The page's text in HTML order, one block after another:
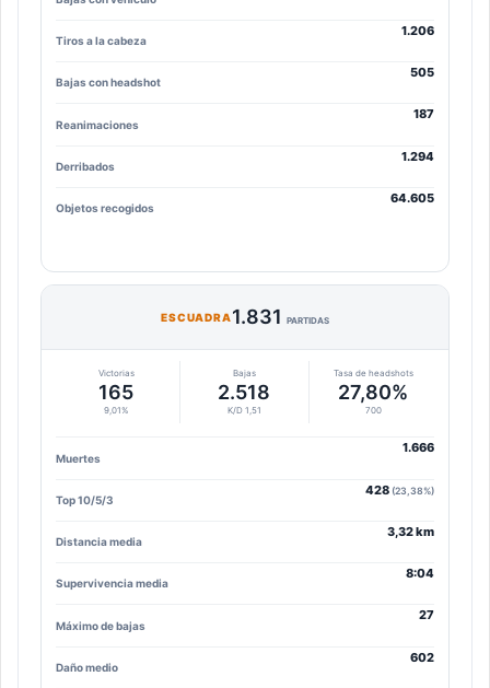
Tiros a la cabeza
1.206
Bajas con headshot
505
Reanimaciones
187
Derribados
1.294
Objetos recogidos
64.605
ESCUADRA1.831 PARTIDAS
Victorias
165
9,01%
Bajas
2.518
K/D 1,51
Tasa de headshots
27,80%
700
Muertes
1.666
Top 10/5/3
428 (23,38%)
Distancia media
3,32 km
Supervivencia media
8:04
Máximo de bajas
27
Daño medio
602